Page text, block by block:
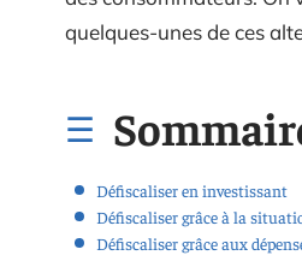
quelques-unes de ces
Défiscaliser en investissant
Défiscaliser grâce à la
Défiscaliser grâce aux